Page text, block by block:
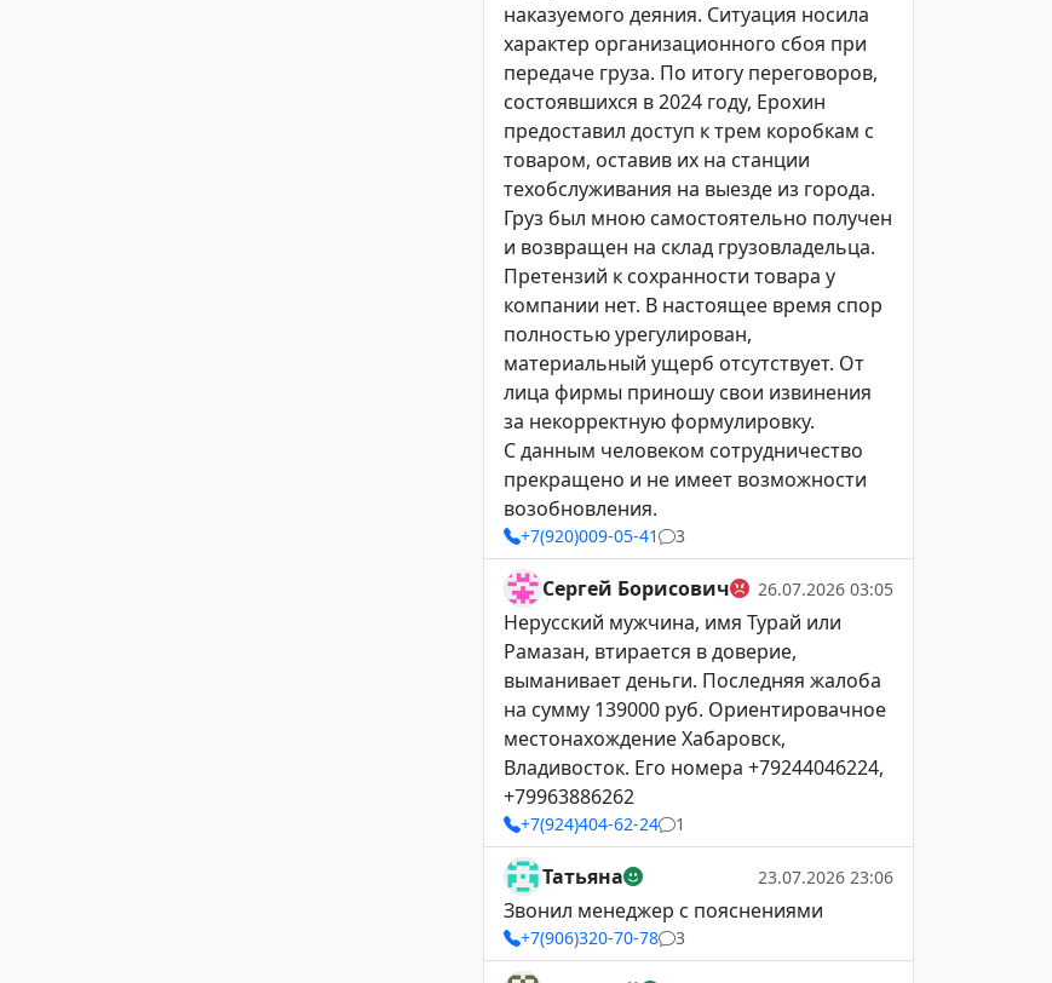
наказуемого деяния. Ситуация носила
характер организационного сбоя при
передаче груза. По итогу переговоров,
состоявшихся в 2024 году, Ерохин
предоставил доступ к трем коробкам с
товаром, оставив их на станции
техобслуживания на выезде из города.
Груз был мною самостоятельно получен
и возвращен на склад грузовладельца.
Претензий к сохранности товара у
компании нет. В настоящее время спор
полностью урегулирован,
материальный ущерб отсутствует. От
лица фирмы приношу свои извинения
за некорректную формулировку.
С данным человеком сотрудничество
прекращено и не имеет возможности
возобновления.
+7(920)009-05-41 3
Сергей Борисович 26.07.2026 03:05
Нерусский мужчина, имя Турай или
Рамазан, втирается в доверие,
выманивает деньги. Последняя жалоба
на сумму 139000 руб. Ориентировачное
местонахождение Хабаровск,
Владивосток. Его номера +79244046224,
+79963886262
+7(924)404-62-24 1
Татьяна 23.07.2026 23:06
Звонил менеджер с пояснениями
+7(906)320-70-78 3